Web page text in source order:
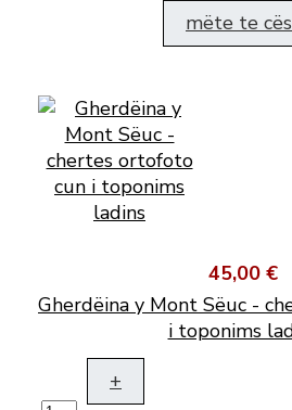
mëte te
45,00 €
Gherdëina y Mont Sëuc -
i toponims
+